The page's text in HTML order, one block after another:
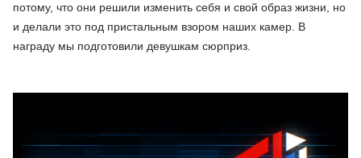
потому, что они решили изменить себя и свой образ жизни, но
и делали это под пристальным взором наших камер. В
награду мы подготовили девушкам сюрприз.